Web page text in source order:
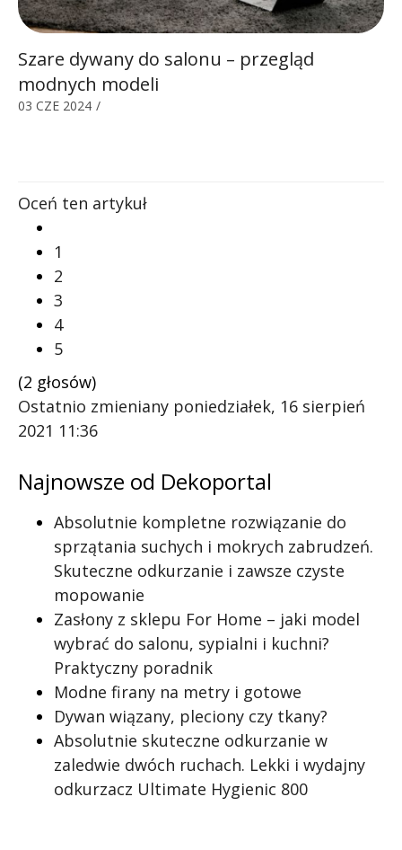
Szare dywany do salonu – przegląd
modnych modeli
03 CZE 2024 /
Oceń ten artykuł
1
2
3
4
5
(2 głosów)
Ostatnio zmieniany poniedziałek, 16 sierpień
2021 11:36
Najnowsze od Dekoportal
Absolutnie kompletne rozwiązanie do
sprzątania suchych i mokrych zabrudzeń.
Skuteczne odkurzanie i zawsze czyste
mopowanie
Zasłony z sklepu For Home – jaki model
wybrać do salonu, sypialni i kuchni?
Praktyczny poradnik
Modne firany na metry i gotowe
Dywan wiązany, pleciony czy tkany?
Absolutnie skuteczne odkurzanie w
zaledwie dwóch ruchach. Lekki i wydajny
odkurzacz Ultimate Hygienic 800